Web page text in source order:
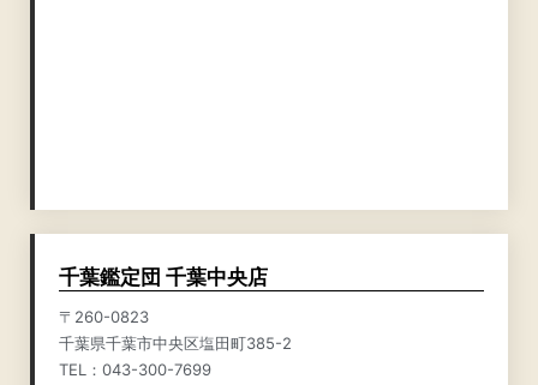
千葉鑑定団 千葉中央店
〒260-0823
千葉県千葉市中央区塩田町385-2
TEL：043-300-7699